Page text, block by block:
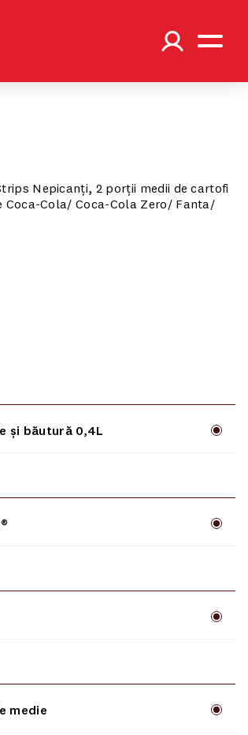
Nepicanți, 2 porții medii de cartofi
Cola/ Coca-Cola Zero/ Fanta/
și băutură 0,4L
medie